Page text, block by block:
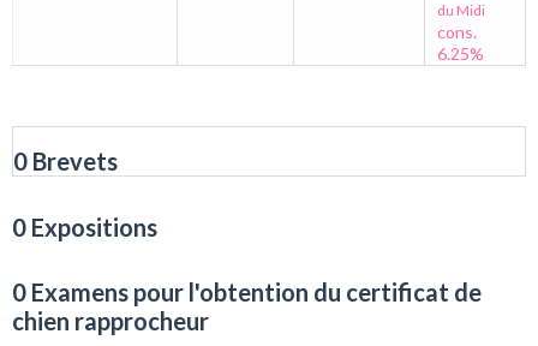
du Midi
cons.
6.25%
0 Brevets
0 Expositions
0 Examens pour l'obtention du certificat de
chien rapprocheur